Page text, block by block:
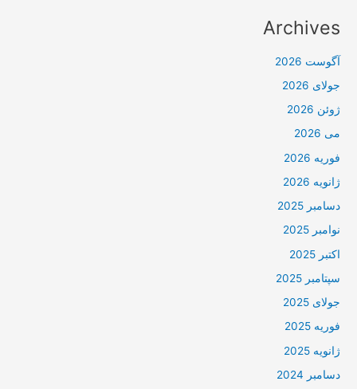
Archives
آگوست 2026
جولای 2026
ژوئن 2026
می 2026
فوریه 2026
ژانویه 2026
دسامبر 2025
نوامبر 2025
اکتبر 2025
سپتامبر 2025
جولای 2025
فوریه 2025
ژانویه 2025
دسامبر 2024